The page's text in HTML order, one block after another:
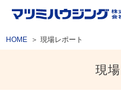
HOME 現場レポート
現